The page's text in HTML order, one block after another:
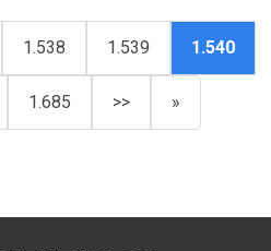
1.538 1.539 1.540
1.685 >> »